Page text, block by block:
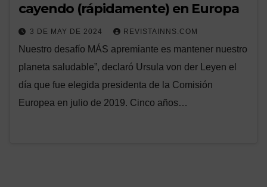
cayendo (rápidamente) en Europa
3 DE MAY DE 2024 REVISTAINNS.COM
Nuestro desafío MÁS apremiante es mantener nuestro
planeta saludable”, declaró Ursula von der Leyen el
día que fue elegida presidenta de la Comisión
Europea en julio de 2019. Cinco años…